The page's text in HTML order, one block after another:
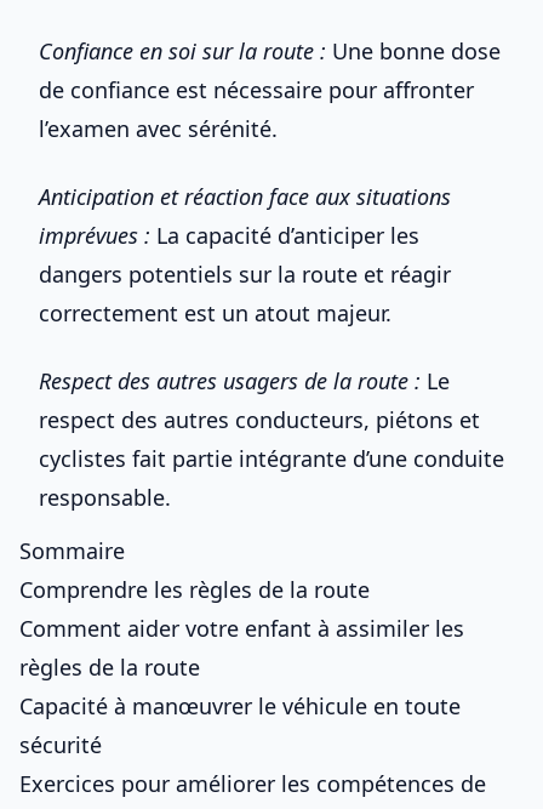
Confiance en soi sur la route : Une bonne dose
de confiance est nécessaire pour affronter
l’examen avec sérénité.
Anticipation et réaction face aux situations
imprévues : La capacité d’anticiper les
dangers potentiels sur la route et réagir
correctement est un atout majeur.
Respect des autres usagers de la route : Le
respect des autres conducteurs, piétons et
cyclistes fait partie intégrante d’une conduite
responsable.
Sommaire
Comprendre les règles de la route
Comment aider votre enfant à assimiler les
règles de la route
Capacité à manœuvrer le véhicule en toute
sécurité
Exercices pour améliorer les compétences de